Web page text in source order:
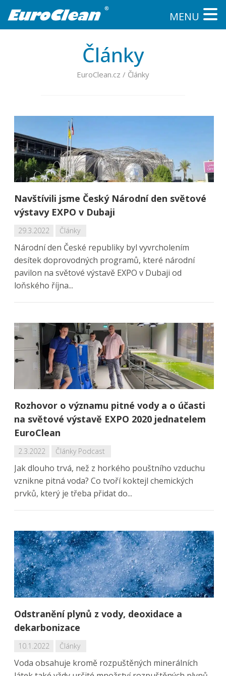
MENU
Články
EuroClean.cz / Články
Navštívili jsme Český Národní den světové
výstavy EXPO v Dubaji
29.3.2022 Články
Národní den České republiky byl vyvrcholením
desítek doprovodných programů, které národní
pavilon na světové výstavě EXPO v Dubaji od
loňského října...
Rozhovor o významu pitné vody a o účasti
na světové výstavě EXPO 2020 jednatelem
EuroClean
2.3.2022 Články Podcast
Jak dlouho trvá, než z horkého pouštního vzduchu
vznikne pitná voda? Co tvoří koktejl chemických
prvků, který je třeba přidat do...
Odstranění plynů z vody, deoxidace a
dekarbonizace
10.1.2022 Články
Voda obsahuje kromě rozpuštěných minerálních